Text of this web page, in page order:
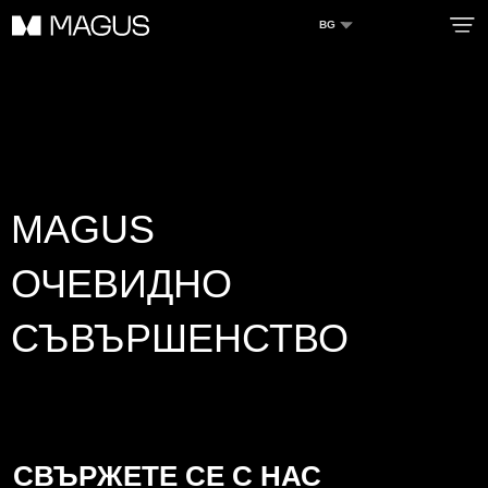
BG
КАТАЛОГ
Адрес на регистрация:
СЕРВИЗНО ОБСЛУЖВАНЕ
КОНТАКТ
MAGUS
ОЧЕВИДНО
СЪВЪРШЕНСТВО
СВЪРЖЕТЕ СЕ С НАС